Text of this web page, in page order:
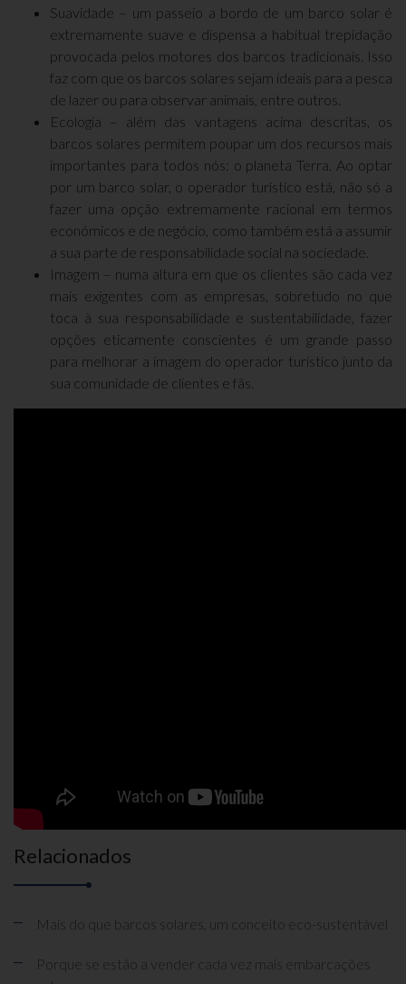
Suavidade – um passeio a bordo de um barco solar é
extremamente suave e dispensa a habitual trepidação
provocada pelos motores dos barcos tradicionais. Isso
faz com que os barcos solares sejam ideais para a pesca
de lazer ou para observar animais, entre outros.
Ecologia – além das vantagens acima descritas, os
barcos solares permitem poupar um dos recursos mais
importantes para todos nós: o planeta Terra. Ao optar
por um barco solar, o operador turístico está, não só a
fazer uma opção extremamente racional em termos
económicos e de negócio, como também está a assumir
a sua parte de responsabilidade social na sociedade.
Imagem – numa altura em que os clientes são cada vez
mais exigentes com as empresas, sobretudo no que
toca à sua responsabilidade e sustentabilidade, fazer
opções eticamente conscientes é um grande passo
para melhorar a imagem do operador turístico junto da
sua comunidade de clientes e fãs.
Relacionados
Mais do que barcos solares, um conceito eco-sustentável
Porque se estão a vender cada vez mais embarcações